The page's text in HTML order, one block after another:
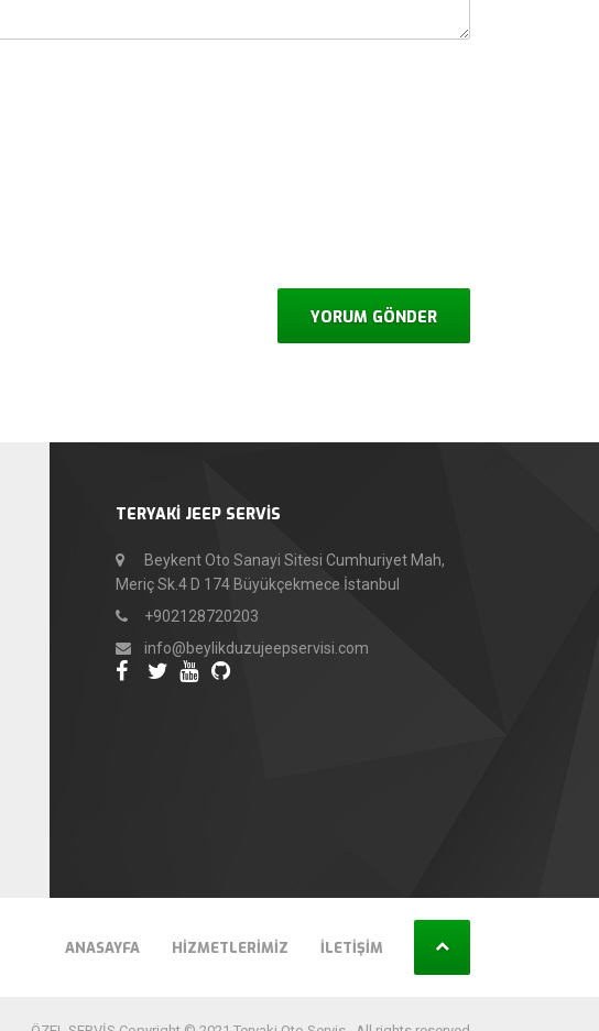
TERYAKİ JEEP SERVİS
Beykent Oto Sanayi Sitesi Cumhuriyet Mah,
Meriç Sk.4 D 174 Büyükçekmece İstanbul
+902128720203
info@beylikduzujeepservisi.com
ANASAYFA HIZMETLERIMIZ İLETIŞIM